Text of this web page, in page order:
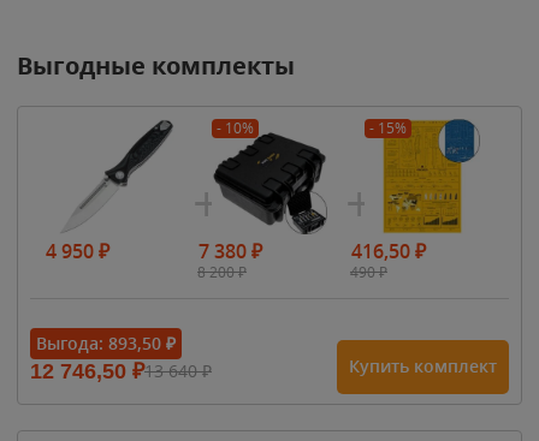
Выгодные комплекты
4 950₽
- 10%
7 380₽
8 200₽
- 15%
416,50₽
490₽
Выгода: 893,50 ₽
12 746,50 ₽13 640₽ Купить комплект